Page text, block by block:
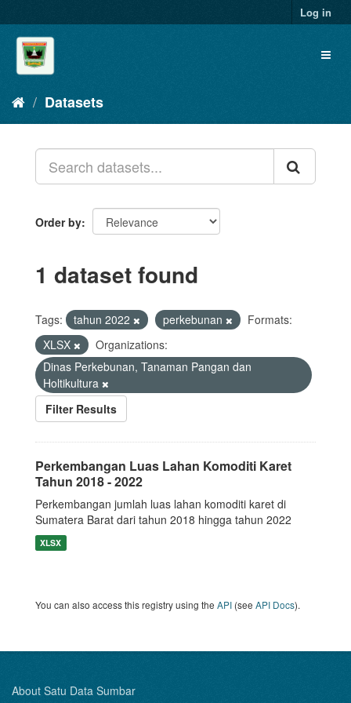
to
content
Log in
Datasets
Order by
1 dataset found
Tags: tahun 2022 perkebunan
Formats:
XLSX
Organizations:
Dinas Perkebunan, Tanaman Pangan dan
Holtikultura
Filter Results
Perkembangan Luas Lahan Komoditi Karet
Tahun 2018 - 2022
Perkembangan jumlah luas lahan komoditi karet di
Sumatera Barat dari tahun 2018 hingga tahun 2022
XLSX
You can also access this registry using the API (see API Docs).
About Satu Data Sumbar